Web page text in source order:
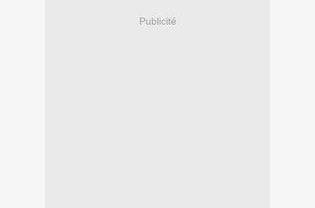
Publicité